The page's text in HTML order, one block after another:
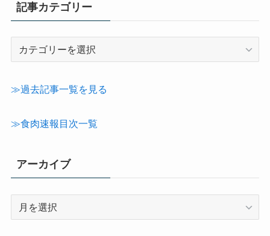
記事カテゴリー
テ
≫過去記事一覧を見る
≫食肉速報目次一覧
アーカイブ